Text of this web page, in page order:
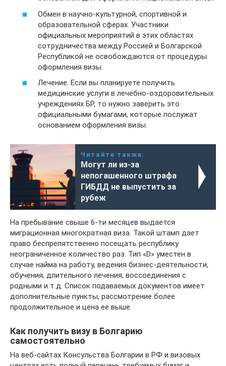
Обмен в научно-культурной, спортивной и
образовательной сферах. Участники
официальных мероприятий в этих областях
сотрудничества между Россией и Болгарской
Республикой не освобождаются от процедуры
оформления визы.
Лечение. Если вы планируете получить
медицинские услуги в лечебно-оздоровительных
учреждениях БР, то нужно заверить это
официальными бумагами, которые послужат
основанием оформления визы.
Читайте также:
Могут ли из-за
непогашенного штрафа
ГИБДД не выпустить за
рубеж
На пребывание свыше 6-ти месяцев выдается
миграционная многократная виза. Такой штамп дает
право беспрепятственно посещать республику
неограниченное количество раз. Тип «D» уместен в
случае найма на работу, ведения бизнес-деятельности,
обучения, длительного лечения, воссоединения с
родными и т.д. Список подаваемых документов имеет
дополнительные пункты, рассмотрение более
продолжительное и цена ее выше.
Как получить визу в Болгарию
самостоятельно
На веб-сайтах Консульства Болгарии в РФ и визовых